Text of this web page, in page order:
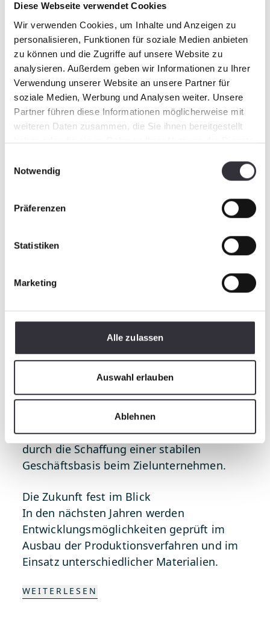
Diese Webseite verwendet Cookies
Wir verwenden Cookies, um Inhalte und Anzeigen zu
personalisieren, Funktionen für soziale Medien anbieten
zu können und die Zugriffe auf unsere Website zu
analysieren. Außerdem geben wir Informationen zu Ihrer
Verwendung unserer Website an unsere Partner für
soziale Medien, Werbung und Analysen weiter. Unsere
Partner führen diese Informationen möglicherweise mit
weiteren Daten zusammen, die Sie ihnen bereitgestellt
haben oder die sie im Rahmen Ihrer Nutzung der Dienste
Notwendig
Präferenzen
Statistiken
Marketing
Alle zulassen
Auswahl erlauben
Ablehnen
Fahrerhaus, Windenabdeckung,
Bodengruppe sowie im Cockpit in Frage.
Das Unternehmen wird aber weiterhin am
Markt für Compositebauteile auftreten und
bestehende Kunden von KKC beliefern.
Bei dieser Akquisition gewinnen alle:
Kunden sowie beide Unternehmen. Klarer
Vorteil für bestehende und neue Kunden
ist die langfristige, solide Perspektive mit
dem neuen Unternehmen unter dem Dach
eines internationalen und soliden
langfristige und partnerschaftliche
Ein weiterer Pluspunkt: GFK-Bauteile, die
stellvertretend für die hohe Zuverlässigkeit
der Produkte - auch bei Extremeinsätzen.
Das bisherige Unternehmen der KKC als
Unternehmensträger gewinnt in Form der
Kässbohrer Composites GmbH eine
Kompetenzen stärkt. Die Risiken für beide
Unternehmen sinken bei diesem
Geschäftsmodell durch die entstehenden
Synergieeffekte beim Mutterkonzern und
durch die Schaffung einer stabilen
Geschäftsbasis beim Zielunternehmen.
Die Zukunft fest im Blick
In den nächsten Jahren werden
Entwicklungsmöglichkeiten geprüft im
Ausbau der Produktionsverfahren und im
Einsatz unterschiedlicher Materialien.
WEITERLESEN